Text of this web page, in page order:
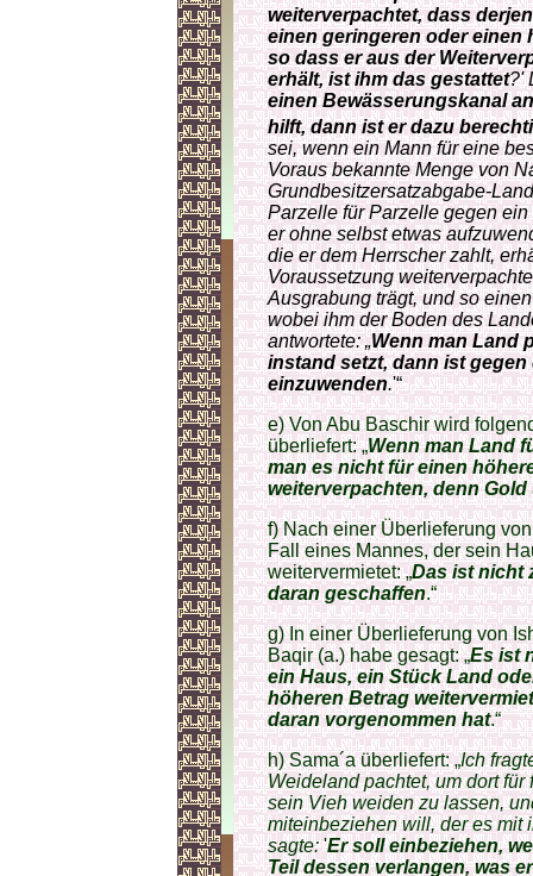
weiterverpachtet, dass
einen geringeren oder einen
so dass er aus der
erhält, ist ihm das gestattet?'
einen Bewässerungskanal
hilft, dann ist er dazu
sei, wenn ein Mann für eine
Voraus bekannte Menge von
Grundbesitzersatzabgabe-
Parzelle für Parzelle gegen
er ohne selbst etwas
die er dem Herrscher zahlt,
Voraussetzung
Ausgrabung trägt, und so
wobei ihm der Boden des
antwortete: „Wenn man Land
instand setzt, dann ist
einzuwenden.'“
e) Von Abu Baschir wird
überliefert: „Wenn man Land
man es nicht für einen
weiterverpachten, denn
f) Nach einer Überlieferung
Fall eines Mannes, der sein
weitervermietet: „Das ist nicht
daran geschaffen.“
g) In einer Überlieferung von
Baqir (a.) habe gesagt: „Es ist
ein Haus, ein Stück Land
höheren Betrag
daran vorgenommen hat.“
h) Sama´a überliefert: „Ich
Weideland pachtet, um dort
sein Vieh weiden zu lassen,
miteinbeziehen will, der es mit
sagte:'Er soll einbeziehen,
Teil dessen verlangen, was